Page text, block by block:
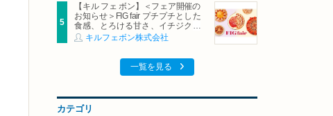
【キル フェ ボン】＜フェア開催の
お知らせ＞FIG fair プチプチとした
食感、とろける甘さ、イチジクの
魅力をたっぷりと。新作を含め、
イチジク尽くしの全4種が登場8月
キルフェボン株式会社
一覧を見る
カテゴリ